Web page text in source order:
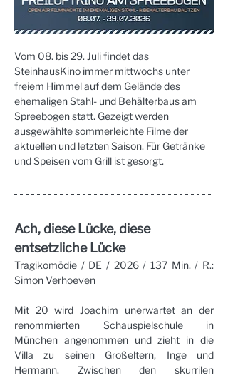
Vom 08. bis 29. Juli findet das
SteinhausKino immer mittwochs unter
freiem Himmel auf dem Gelände des
ehemaligen Stahl- und Behälterbaus am
Spreebogen statt. Gezeigt werden
ausgewählte sommerleichte Filme der
aktuellen und letzten Saison. Für Getränke
und Speisen vom Grill ist gesorgt.
Ach, diese Lücke, diese
entsetzliche Lücke
Tragikomödie / DE / 2026 / 137 Min. / R.:
Simon Verhoeven
Mit 20 wird Joachim unerwartet an der
renommierten Schauspielschule in
München angenommen und zieht in die
Villa zu seinen Großeltern, Inge und
Hermann. Zwischen den skurrilen